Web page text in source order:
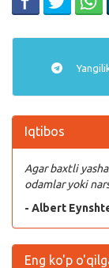
Iqtibos
Agar baxtli
odamlar yoki
- Albert
Eng ko'p